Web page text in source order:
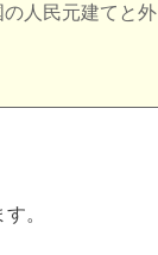
人民元建てと外
。